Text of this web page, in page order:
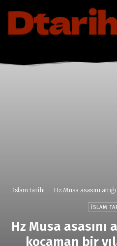
İslam tarihi Hz Musa asasını
İSLAM
Hz Musa asasını
kocaman bir